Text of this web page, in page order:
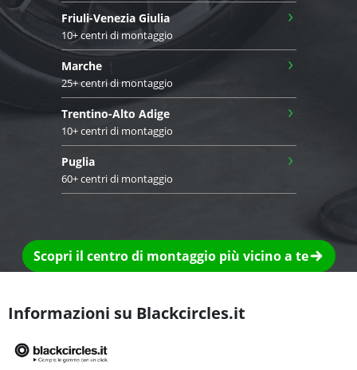
Friuli-Venezia Giulia
10+ centri di montaggio
›
Marche
25+ centri di montaggio
›
Trentino-Alto Adige
10+ centri di montaggio
›
Puglia
60+ centri di montaggio
›
Scopri il centro di montaggio più vicino a te
Informazioni su Blackcircles.it